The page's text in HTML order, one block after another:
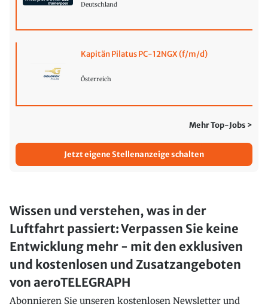
Deutschland
Kapitän Pilatus PC-12NGX (f/m/d)
Österreich
Mehr Top-Jobs >
Jetzt eigene Stellenanzeige schalten
Wissen und verstehen, was in der
Luftfahrt passiert: Verpassen Sie keine
Entwicklung mehr - mit den exklusiven
und kostenlosen und Zusatzangeboten
von aeroTELEGRAPH
Abonnieren Sie unseren kostenlosen Newsletter und